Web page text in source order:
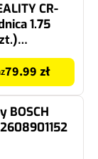
CR-
1.75
79.99 zł
BOSCH